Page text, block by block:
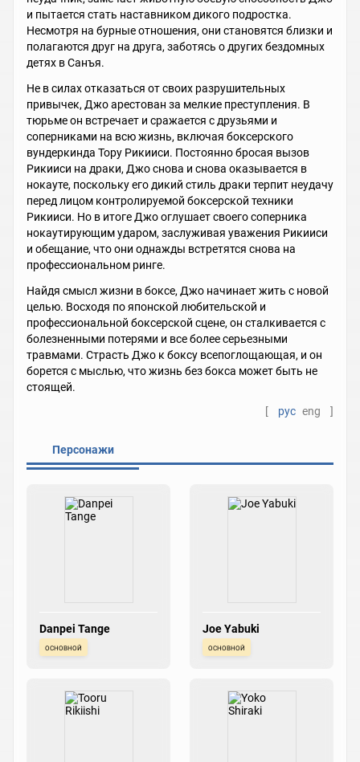
и пытается стать наставником дикого подростка.
Несмотря на бурные отношения, они становятся близки и
полагаются друг на друга, заботясь о других бездомных
детях в Санъя.
Не в силах отказаться от своих разрушительных
привычек, Джо арестован за мелкие преступления. В
тюрьме он встречает и сражается с друзьями и
соперниками на всю жизнь, включая боксерского
вундеркинда Тору Рикииси. Постоянно бросая вызов
Рикииси на драки, Джо снова и снова оказывается в
нокауте, поскольку его дикий стиль драки терпит неудачу
перед лицом контролируемой боксерской техники
Рикииси. Но в итоге Джо оглушает своего соперника
нокаутирующим ударом, заслуживая уважения Рикииси
и обещание, что они однажды встретятся снова на
профессиональном ринге.
Найдя смысл жизни в боксе, Джо начинает жить с новой
целью. Восходя по японской любительской и
профессиональной боксерской сцене, он сталкивается с
болезненными потерями и все более серьезными
травмами. Страсть Джо к боксу всепоглощающая, и он
борется с мыслью, что жизнь без бокса может быть не
стоящей.
[
рус eng ]
Персонажи
Danpei Tange
основной
Joe Yabuki
основной